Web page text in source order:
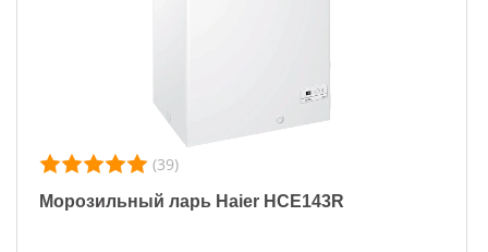
(39)
Морозильный ларь Haier HCE143R